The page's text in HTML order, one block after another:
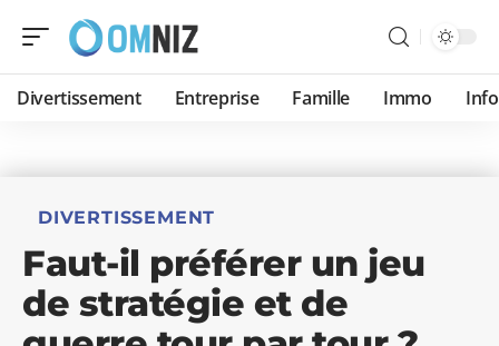
Divertissement Entreprise Famille Immo
DIVERTISSEMENT
Faut-il préférer un jeu
de stratégie et de